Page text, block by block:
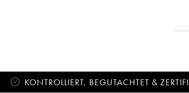
KONTROLLIERT, BEGUTACHTET &